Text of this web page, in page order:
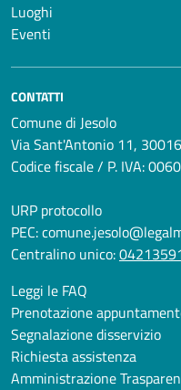
Luoghi
Eventi
CONTATTI
Comune di Jesolo
Via Sant'Antonio 11, 30016
Codice fiscale / P. IVA:
URP protocollo
PEC:
Centralino unico:
Leggi le FAQ
Prenotazione
Segnalazione disservizio
Richiesta assistenza
Amministrazione